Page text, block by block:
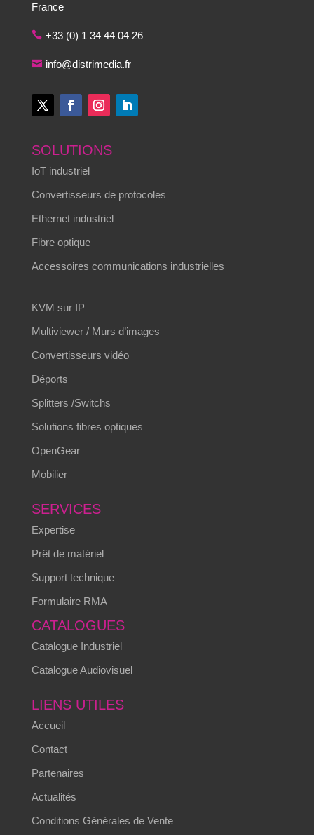
France
+33 (0) 1 34 44 04 26
info@distrimedia.fr
SOLUTIONS
IoT industriel
Convertisseurs de protocoles
Ethernet industriel
Fibre optique
Accessoires communications industrielles
KVM sur IP
Multiviewer / Murs d’images
Convertisseurs vidéo
Déports
Splitters /Switchs
Solutions fibres optiques
OpenGear
Mobilier
SERVICES
Expertise
Prêt de matériel
Support technique
Formulaire RMA
CATALOGUES
Catalogue Industriel
Catalogue Audiovisuel
LIENS UTILES
Accueil
Contact
Partenaires
Actualités
Conditions Générales de Vente